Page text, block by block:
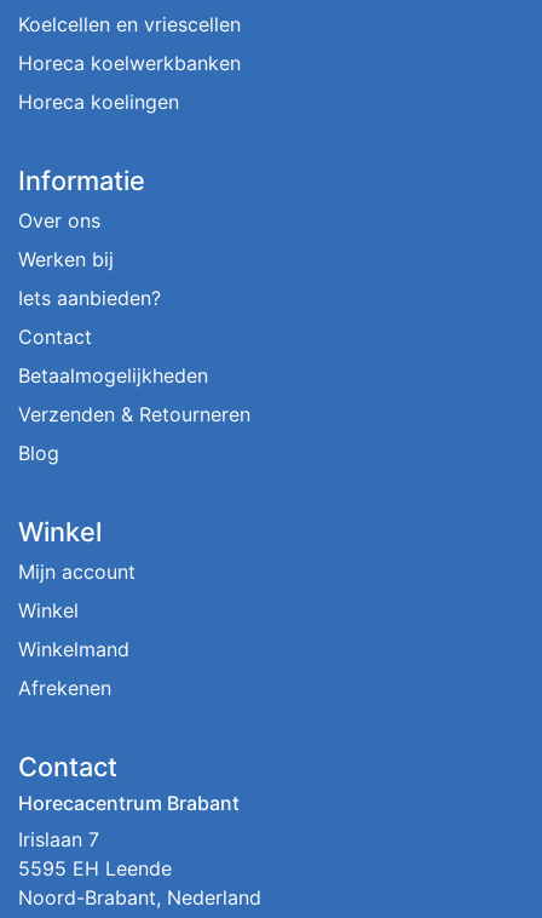
Koelcellen en vriescellen
Horeca koelwerkbanken
Horeca koelingen
Informatie
Over ons
Werken bij
Iets aanbieden?
Contact
Betaalmogelijkheden
Verzenden & Retourneren
Blog
Winkel
Mijn account
Winkel
Winkelmand
Afrekenen
Contact
Horecacentrum Brabant
Irislaan 7
5595 EH Leende
Noord-Brabant, Nederland